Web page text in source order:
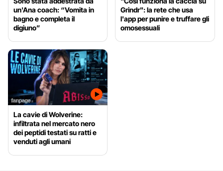
un'Ana coach: “Vomita in
bagno e completa il
digiuno”
Grindr": la rete che usa
l'app per punire e truffare gli
omosessuali
La cavie di Wolverine:
infiltrata nel mercato nero
dei peptidi testati su ratti e
venduti agli umani